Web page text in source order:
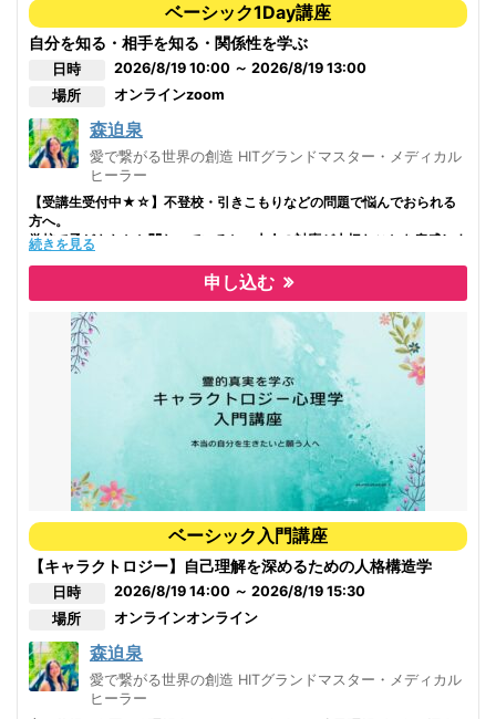
★家族との関係性でのモヤモヤは現実を変える鍵になる
［子育てママに役立つ子育て方法］の知識がベースの【子育てキャラクト
ロジー】なのですが、
逆に、自分が［育てられた子育て方法］から自分自身のパターンを見つけ
られる！と好評です☆
＼1つでも当てはまったら、let's GO ／
☑︎特定の人と一緒にいるとモヤモヤする
☑︎自己肯定感が低い
☑︎人間関係がうまくいかない
☑︎いつも同じパターンのトラブルに巻き込まれる
☑︎もう、大人なのに自分の反抗期に困っている
ベーシック1Day講座
自分を知る・相手を知る・関係性を学ぶ
日時
2026/8/19 10:00 ～ 2026/8/19 13:00
場所
オンラインzoom
森迫泉
愛で繋がる世界の創造 HITグランドマスター・メディカル
ヒーラー
【受講生受付中★☆】不登校・引きこもりなどの問題で悩んでおられる
方へ。
学校で子どもたちと関わっていると、大人の対応が大切なことを痛感しま
しかし、私たちは無自覚にいつもの自分のパターンを採用しがちで、目の
前の子どもとどのように関係性を築いていけば良いかよく理解できていな
かったりします。
本当に寄り添うとは。
出来ることと出来ないことを分ける。
目の前の人に、何が起こっていて、どんなサポートが必要かがわかる人が
増えると、とても安全です。
特に、子どもに寄り添う専門家とも言える、教職・保育士の方は、日々た
くさんのサポートをしておられると思います。
この講座では、一人一人の個別性を理解すること、それにはどうすれば良
いか、また、統一化したルーティンの関わり方ではなく、個別性に合わせ
た対応を学ぶことが出来ます。
また、自分自身についても深く知ることが出来ると思います。
今まで深く学んでこられて、それでもわからないこと、深めたいことがあ
る方にもおすすめします。
続きを見る
申し込む
ベーシック入門講座
【キャラクトロジー】自己理解を深めるための人格構造学
日時
2026/8/19 14:00 ～ 2026/8/19 15:30
場所
オンラインオンライン
森迫泉
愛で繋がる世界の創造 HITグランドマスター・メディカル
ヒーラー